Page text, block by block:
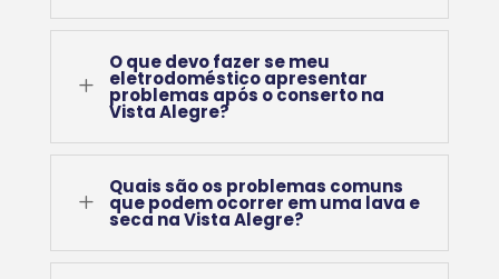
L
O que devo fazer se meu
eletrodoméstico apresentar
problemas após o conserto na
Vista Alegre?
L
Quais são os problemas comuns
que podem ocorrer em uma lava e
seca na Vista Alegre?